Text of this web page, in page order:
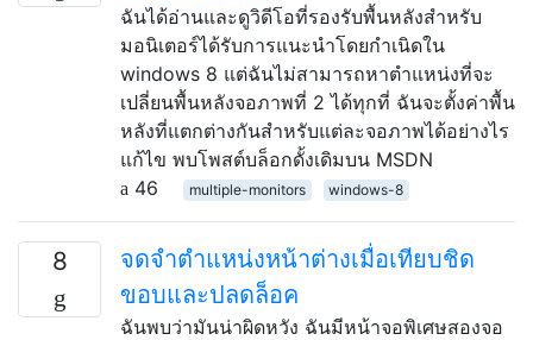
ฉันได้อ่านและดูวิดีโอที่รองรับพื้นหลังสำหรับ
มอนิเตอร์ได้รับการแนะนำโดยกำเนิดใน
windows 8 แต่ฉันไม่สามารถหาตำแหน่งที่จะ
เปลี่ยนพื้นหลังจอภาพที่ 2 ได้ทุกที่ ฉันจะตั้งค่าพื้น
หลังที่แตกต่างกันสำหรับแต่ละจอภาพได้อย่างไร
แก้ไข พบโพสต์บล็อกดั้งเดิมบน MSDN
46
multiple-monitors windows-8
8
จดจำตำแหน่งหน้าต่างเมื่อเทียบชิด
ขอบและปลดล็อค
ฉันพบว่ามันน่าผิดหวัง ฉันมีหน้าจอพิเศษสองจอ